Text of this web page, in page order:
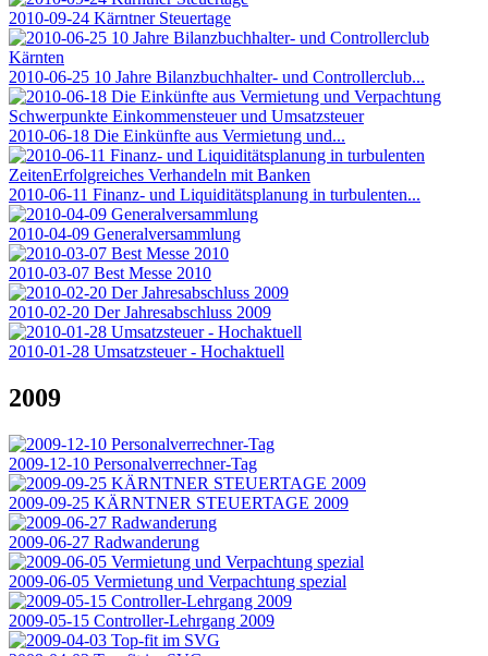
2010-09-24 Kärntner Steuertage
2010-06-25 10 Jahre Bilanzbuchhalter- und Controllerclub...
2010-06-18 Die Einkünfte aus Vermietung und...
2010-06-11 Finanz- und Liquiditätsplanung in turbulenten...
2010-04-09 Generalversammlung
2010-03-07 Best Messe 2010
2010-02-20 Der Jahresabschluss 2009
2010-01-28 Umsatzsteuer - Hochaktuell
2009
2009-12-10 Personalverrechner-Tag
2009-09-25 KÄRNTNER STEUERTAGE 2009
2009-06-27 Radwanderung
2009-06-05 Vermietung und Verpachtung spezial
2009-05-15 Controller-Lehrgang 2009